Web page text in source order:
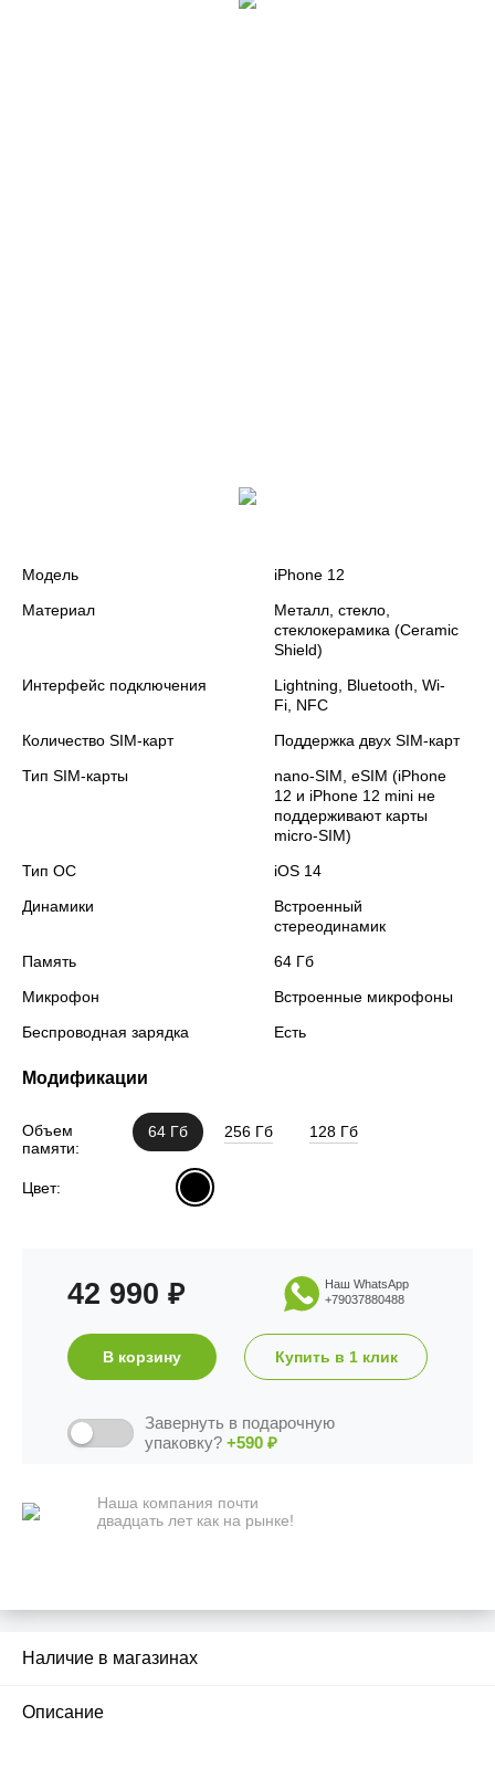
Модель
iPhone 12
Материал
Металл, стекло,
стеклокерамика (Ceramic
Shield)
Интерфейс подключения
Lightning, Bluetooth, Wi-
Fi, NFC
Количество SIM-карт
Поддержка двух SIM‑карт
Тип SIM-карты
nano‑SIM, eSIM (iPhone
12 и iPhone 12 mini не
поддерживают карты
micro‑SIM)
Тип ОС
iOS 14
Динамики
Встроенный
стереодинамик
Память
64 Гб
Микрофон
Встроенные микрофоны
Беспроводная зарядка
Есть
Модификации
Объем
памяти:
64 Гб 256 Гб 128 Гб
Цвет:
42 990 ₽
Наш WhatsApp
+79037880488
В корзину Купить в 1 клик
Завернуть в подарочную
упаковку? +590 ₽
Наша компания почти
двадцать лет как на рынке!
Наличие в магазинах
Описание